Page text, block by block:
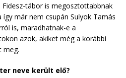
tábor is megosztottabbnak
már nem csupán Sulyok Tamás
is, maradhatnak-e a
azok, akiket még a korábbi
meg.
neve került elő?